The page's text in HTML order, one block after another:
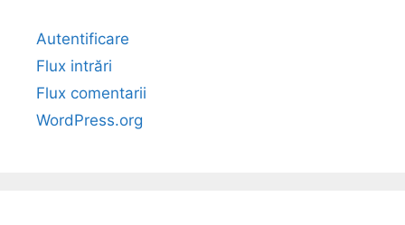
Autentificare
Flux intrări
Flux comentarii
WordPress.org